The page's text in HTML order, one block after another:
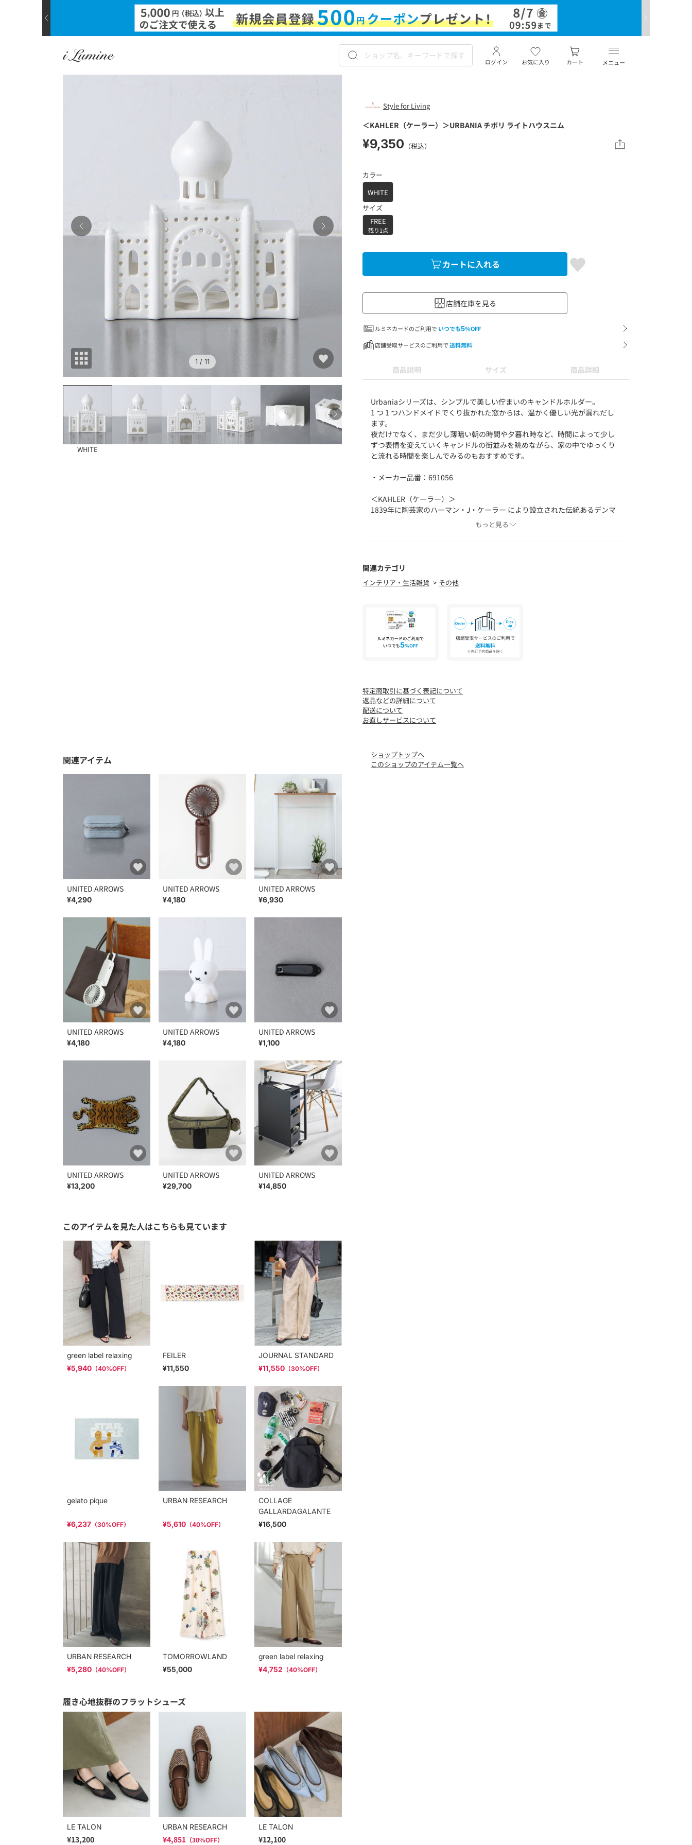
メニュー
お気に入り
ログイン カート
1 / 11
WHITE
Style for Living
＜KAHLER（ケーラー）＞URBANIA チボリ ライトハウスニム
¥9,350 （税込）
カラー
WHITE
サイズ
FREE
残り1点
カートに入れる
店舗在庫を見る
ルミネカードのご利用で いつでも5%OFF
店舗受取サービスのご利用で送料無料
商品説明 サイズ 商品詳細
Urbaniaシリーズは、シンプルで美しい佇まいのキャンドルホルダー。
1 つ 1 つハンドメイドでくり抜かれた窓からは、温かく優しい光が漏れだし
ます。
夜だけでなく、まだ少し薄暗い朝の時間や夕暮れ時など、時間によって少し
ずつ表情を変えていくキャンドルの街並みを眺めながら、家の中でゆっくり
と流れる時間を楽しんでみるのもおすすめです。
・メーカー品番：691056
＜KAHLER（ケーラー）＞
1839年に陶芸家のハーマン・J・ケーラー により設立された伝統あるデンマ
とつひとつに個性と味わいがあります。
【注意事項】
※商品画像は、光の当たり具合やパソコンなどの閲覧環境により、実際の色
味と異なって見える場合がございます。あらかじめご了承ください。
※商品の色味の目安は、商品単体の画像をご参照ください。
もっと見る
関連カテゴリ
インテリア・生活雑貨 その他
特定商取引に基づく表記について
返品などの詳細について
配送について
お直しサービスについて
関連アイテム
UNITED ARROWS
¥4,290
UNITED ARROWS
¥4,180
UNITED ARROWS
¥6,930
UNITED ARROWS
¥4,180
UNITED ARROWS
¥4,180
UNITED ARROWS
¥1,100
UNITED ARROWS
¥13,200
UNITED ARROWS
¥29,700
UNITED ARROWS
¥14,850
ショップトップへ
このショップのアイテム一覧へ